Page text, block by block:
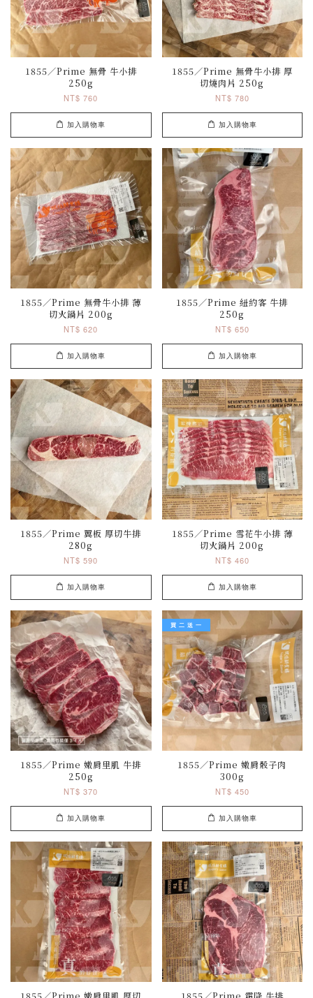
1855／Prime 無骨 牛小排
250g
NT$ 760
加入購物車
1855／Prime 無骨牛小排 厚
切燒肉片 250g
NT$ 780
加入購物車
1855／Prime 無骨牛小排 薄
切火鍋片 200g
NT$ 620
加入購物車
1855／Prime 紐約客 牛排
250g
NT$ 650
加入購物車
1855／Prime 翼板 厚切牛排
280g
NT$ 590
加入購物車
1855／Prime 雪花牛小排 薄
切火鍋片 200g
NT$ 460
加入購物車
1855／Prime 嫩肩里肌 牛排
250g
NT$ 370
加入購物車
買 二 送 一
1855／Prime 嫩肩骰子肉
300g
NT$ 450
加入購物車